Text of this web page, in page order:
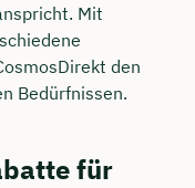
Mit
den
Bedürfnissen.
für